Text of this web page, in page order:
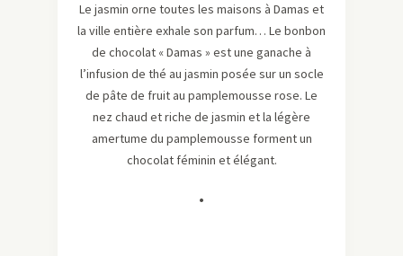
Le jasmin orne toutes les maisons à Damas et
la ville entière exhale son parfum… Le bonbon
de chocolat « Damas » est une ganache à
l’infusion de thé au jasmin posée sur un socle
de pâte de fruit au pamplemousse rose. Le
nez chaud et riche de jasmin et la légère
amertume du pamplemousse forment un
chocolat féminin et élégant.
•